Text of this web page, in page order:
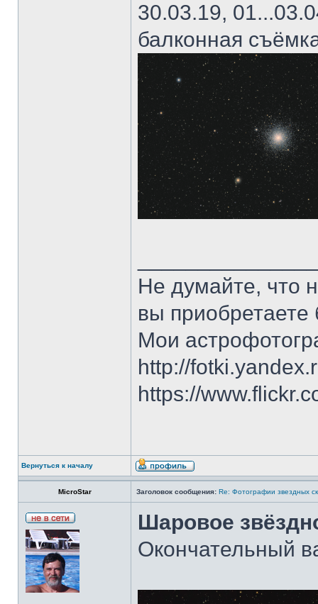
30.03.19,
балконная
Не думайте, что
вы
Мои
http://
https://
Вернуться к началу
MicroStar Заголовок сообщения: Re: Фотографии звездных
Шаровое
Окончательный